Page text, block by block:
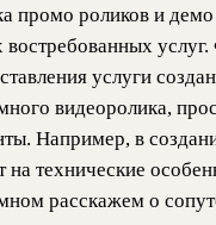
промо роликов и демо
услуги
видеоролика,
Например, в
на технические
расскажем о